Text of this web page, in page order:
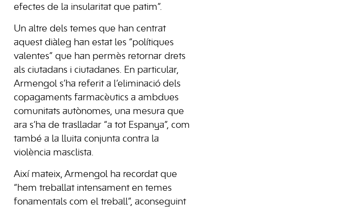
efectes de la insularitat que patim”.
Un altre dels temes que han centrat
aquest diàleg han estat les “polítiques
valentes” que han permès retornar drets
als ciutadans i ciutadanes. En particular,
Armengol s’ha referit a l’eliminació dels
copagaments farmacèutics a ambdues
comunitats autònomes, una mesura que
ara s’ha de traslladar “a tot Espanya”, com
també a la lluita conjunta contra la
violència masclista.
Així mateix, Armengol ha recordat que
“hem treballat intensament en temes
fonamentals com el treball”, aconseguint